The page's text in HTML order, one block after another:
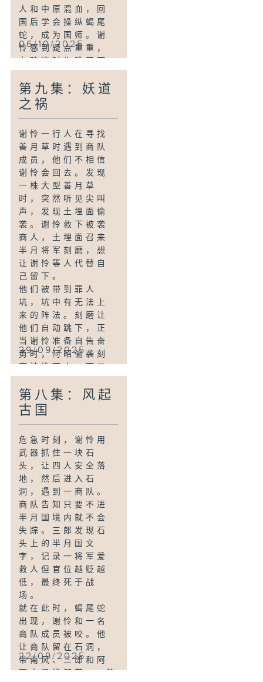
人和中原混血，回
国后学会操纵蝎尾
蛇，成为国师。谢
怜感到疑点重重，
女孩这时也跳了下
06/10/2025
第九集：妖道
之祸
谢怜一行人在寻找
善月草时遇到商队
成员，他们不相信
谢怜会回去。发现
一株大型善月草
时，突然听见尖叫
声，发现土埋面偷
袭。谢怜救下被袭
商人，土埋面召来
半月将军刻磨，想
让谢怜等人代替自
己留下。
他们被带到罪人
坑，坑中有无法上
来的阵法。刻磨让
他们自动跳下，正
当谢怜准备自告奋
勇时，阿昭偷袭刻
磨被推下去，而三
去。
29/09/2025
第八集：风起
古国
危急时刻，谢怜用
武器抓住一块石
头，让四人安全落
地，然后进入石
洞，遇到一商队。
商队告知只要不进
半月国境内就不会
失踪。三郎发现石
头上的半月国文
字，记录一将军爱
救人但官位越贬越
低，最终死于战
场。
就在此时，蝎尾蛇
出现，谢怜和一名
商队成员被咬。他
让商队留在石洞，
带南风、三郎和阿
昭去寻找解药——善
22/09/2025